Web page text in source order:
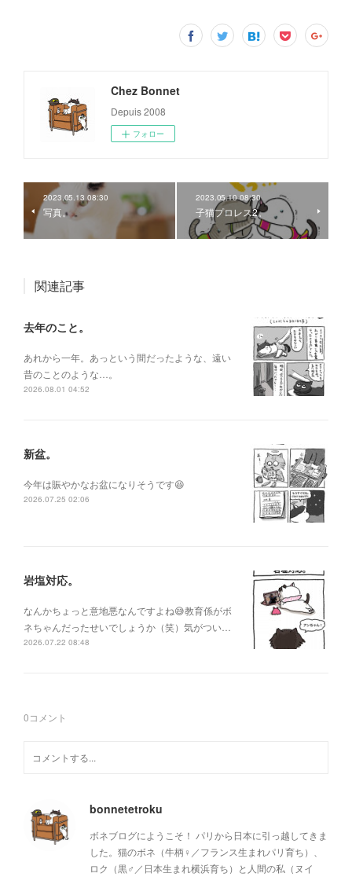
Chez Bonnet
Depuis 2008
フォロー
2023.05.13 08:30
写真。
2023.05.10 08:30
子猫プロレス2。
関連記事
去年のこと。
あれから一年。あっという間だったような、遠い
昔のことのような…。
2026.08.01 04:52
新盆。
今年は賑やかなお盆になりそうです😆
2026.07.25 02:06
岩塩対応。
なんかちょっと意地悪なんですよね😅教育係がボ
ネちゃんだったせいでしょうか（笑）気がつい…
2026.07.22 08:48
0コメント
bonnetetroku
ボネブログにようこそ！ パリから日本に引っ越してきま
した。猫のボネ（牛柄♀／フランス生まれパリ育ち）、
ロク（黒♂／日本生まれ横浜育ち）と人間の私（ヌイ